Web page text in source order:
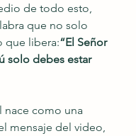
de todo esto,
que no solo
que libera:“El Señor
solo debes estar
nace como una
mensaje del video,